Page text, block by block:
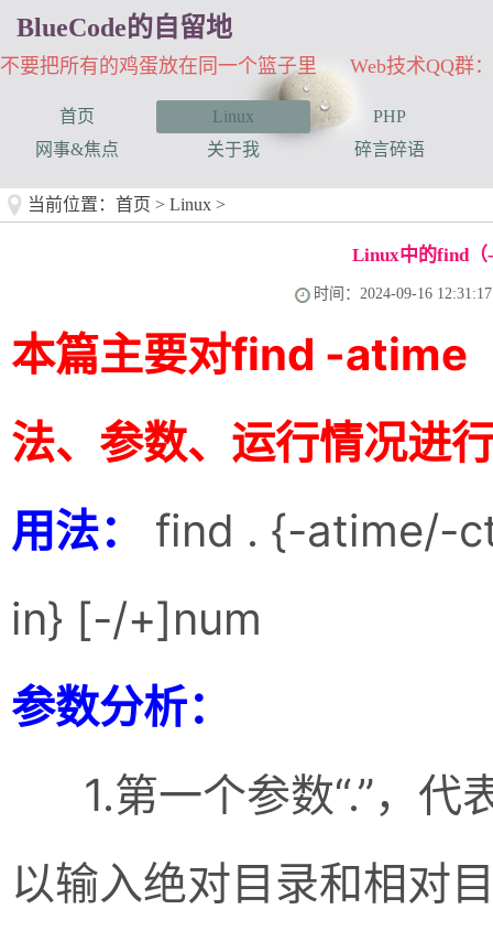
BlueCode的自留地
不要把所有的鸡蛋放在同一个篮子里 Web技术QQ群：
首页 Linux
PHP
网事&焦点
关于我 碎言碎语
当前位置： 首页 > Linux >
Linux中的find（
时间：2024-09-16 12:31:17
本篇主要对find -atime
法、参数、运行情况进
用法：
find . {-atime/-
in} [-/+]num
参数分析：
1.第一个参数“.”，代
以输入绝对目录和相对